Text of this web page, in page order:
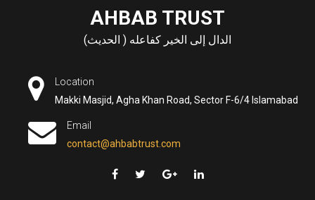
AHBAB TRUST
الدال إلى الخير كفاعله ( الحديث)
Location
Makki Masjid, Agha Khan Road, Sector F-6/4 Islamabad
Email
contact@ahbabtrust.com